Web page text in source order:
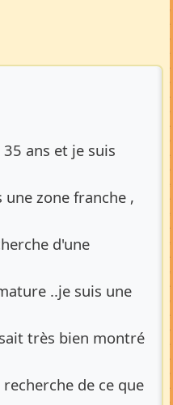
ans et je suis
zone franche ,
d'une
..je suis une
très bien montré
de ce que